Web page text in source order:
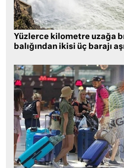
Yüzlerce kilometre uzağa
balığından ikisi üç barajı